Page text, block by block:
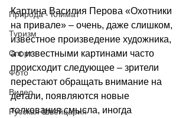
Природа - Климат
Туризм
Спорт
Фото
Видео
Русская Швейцария
Картина Василия Перова «Охотники
на привале» – очень, даже слишком,
известное произведение художника,
а с известными картинами часто
происходит следующее – зрители
перестают обращать внимание на
детали, появляются новые
толкования смысла, иногда